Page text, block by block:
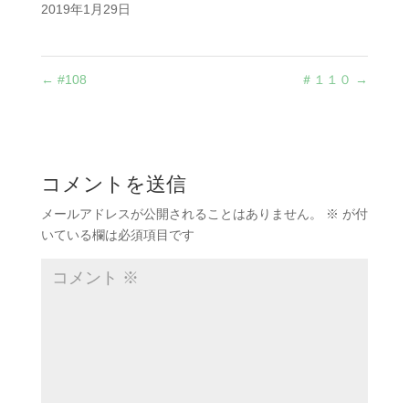
2019年1月29日
← #108 ＃１１０ →
コメントを送信
メールアドレスが公開されることはありません。 ※ が付
いている欄は必須項目です